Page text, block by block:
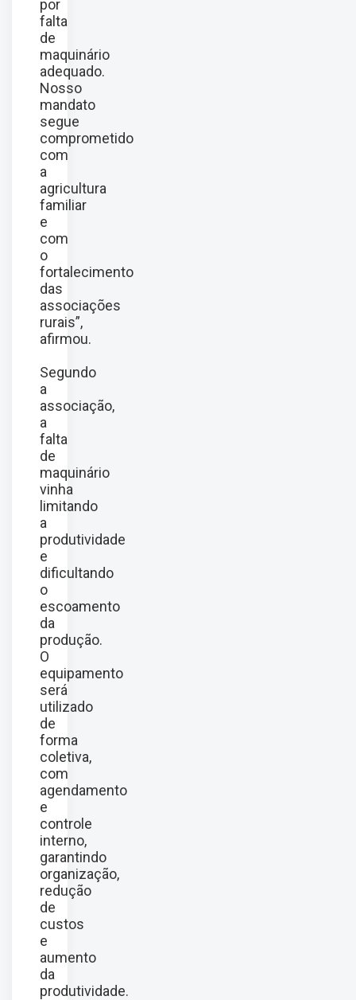
por
falta
de
maquinário
adequado.
Nosso
mandato
segue
comprometido
com
a
agricultura
familiar
e
com
o
fortalecimento
das
associações
rurais”,
afirmou.
Segundo
a
associação,
a
falta
de
maquinário
vinha
limitando
a
produtividade
e
dificultando
o
escoamento
da
produção.
O
equipamento
será
utilizado
de
forma
coletiva,
com
agendamento
e
controle
interno,
garantindo
organização,
redução
de
custos
e
aumento
da
produtividade.